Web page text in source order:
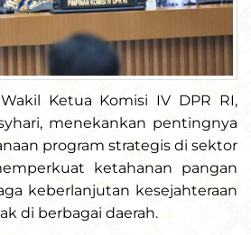
Ketua Komisi IV DPR RI,
menekankan pentingnya
program strategis di sektor
ketahanan pangan
keberlanjutan kesejahteraan
di berbagai daerah.